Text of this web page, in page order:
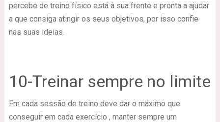
percebe de treino físico está à sua frente e pronta a ajudar
a que consiga atingir os seus objetivos, por isso confie
nas suas ideias.
10-Treinar sempre no limite
Em cada sessão de treino deve dar o máximo que
conseguir em cada exercício , manter sempre um